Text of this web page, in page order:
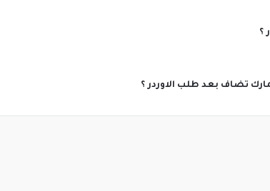
؟
تضاف بعد طلب الاوردر ؟